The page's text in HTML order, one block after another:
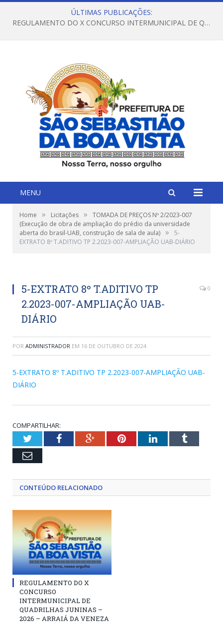
ÚLTIMAS PUBLICAÇÕES:
REGULAMENTO DO X CONCURSO INTERMUNICIPAL DE QUADRILHAS JUNINAS – 2026 – ARRAIÁ DA VENEZA
MENU
Home » Licitações »
TOMADA DE PREÇOS Nº 2/2023-007
(Execução de obra de ampliação do prédio da universidade
aberta do brasil-UAB, construção de sala de aula) »
5-
EXTRATO 8º T.ADITIVO TP 2.2023-007-AMPLIAÇÃO UAB-DIÁRIO
5-EXTRATO 8º T.ADITIVO TP
2.2023-007-AMPLIAÇÃO UAB-
DIÁRIO
0
POR ADMINISTRADOR EM 16 DE OUTUBRO DE 2024
5-EXTRATO 8º T.ADITIVO TP 2.2023-007-AMPLIAÇÃO UAB-
DIÁRIO
COMPARTILHAR:
TwitterFacebookGoogle+PinterestLinkedInTumblr
Email
CONTEÚDO RELACIONADO
REGULAMENTO DO X
CONCURSO
INTERMUNICIPAL DE
QUADRILHAS JUNINAS –
2026 – ARRAIÁ DA VENEZA